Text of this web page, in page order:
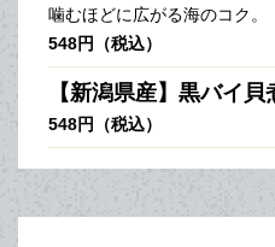
噛むほどに広がる海のコク。
548円（税込）
【新潟県産】黒バイ貝
548円（税込）